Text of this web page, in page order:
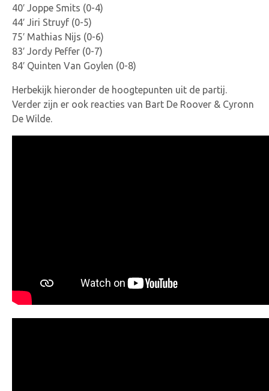
40′ Joppe Smits (0-4)
44′ Jiri Struyf (0-5)
75′ Mathias Nijs (0-6)
83′ Jordy Peffer (0-7)
84′ Quinten Van Goylen (0-8)
Herbekijk hieronder de hoogtepunten uit de partij.
Verder zijn er ook reacties van Bart De Roover & Cyronn
De Wilde.